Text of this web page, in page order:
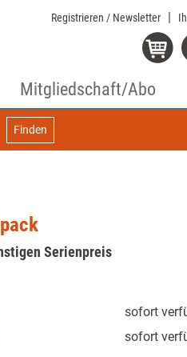
Registrieren / Newsletter
Mitgliedschaft/Abo
Finden
Serienpreis
sofort
sofort